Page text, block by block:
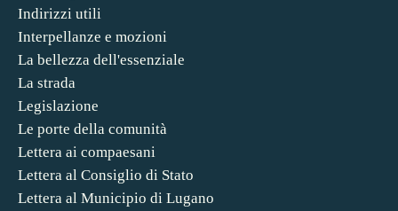
Indirizzi utili
Interpellanze e mozioni
La bellezza dell'essenziale
La strada
Legislazione
Le porte della comunità
Lettera ai compaesani
Lettera al Consiglio di Stato
Lettera al Municipio di Lugano